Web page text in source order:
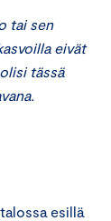
tai sen
eivät
tässä
esillä